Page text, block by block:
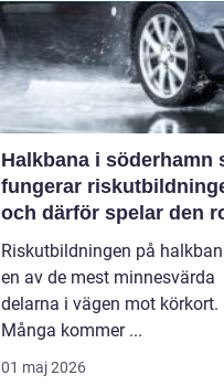
Halkbana i söderhamn så
fungerar
och därför spelar den
Riskutbildningen på
en av de mest minnesvärda
delarna i vägen mot körkort.
Många kommer ...
01 maj 2026